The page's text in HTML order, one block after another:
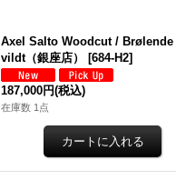
Axel Salto Woodcut /
vildt（銀座店）
[684-H2]
187,000円(税込)
在庫数 1点